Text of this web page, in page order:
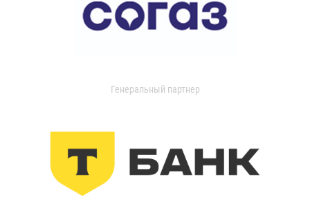
Генеральный партнер